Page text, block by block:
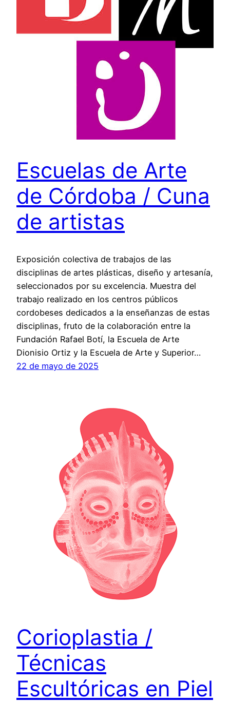
Escuelas de Arte
de Córdoba / Cuna
de artistas
Exposición colectiva de trabajos de las
disciplinas de artes plásticas, diseño y artesanía,
seleccionados por su excelencia. Muestra del
trabajo realizado en los centros públicos
cordobeses dedicados a la enseñanzas de estas
disciplinas, fruto de la colaboración entre la
Fundación Rafael Botí, la Escuela de Arte
Dionisio Ortiz y la Escuela de Arte y Superior…
22 de mayo de 2025
Corioplastia /
Técnicas
Escultóricas en Piel